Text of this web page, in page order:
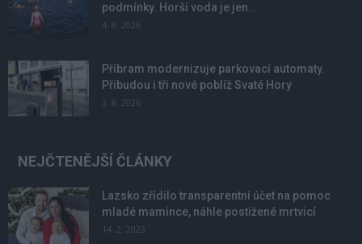
podmínky. Horší voda je jen...
4. 8. 2026
Příbram modernizuje parkovací automaty.
Přibudou i tři nové poblíž Svaté Hory
3. 8. 2026
NEJČTENĚJŠÍ ČLÁNKY
Lazsko zřídilo transparentní účet na pomoc
mladé mamince, náhle postižené mrtvicí
14. 2. 2023